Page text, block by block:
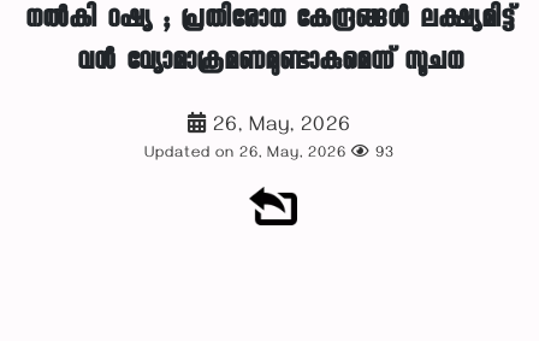
നൽകി റഷ്യ ; പ്രതിരോധ കേന്ദ്രങ്ങൾ ലക്ഷ്യമിട്ട്
വൻ വ്യോമാക്രമണമുണ്ടാകുമെന്ന് സൂചന
26, May, 2026
Updated on 26, May, 2026 93